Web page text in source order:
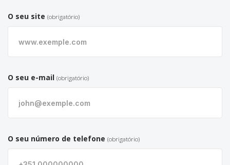
O seu site (obrigatório)
O seu e-mail (obrigatório)
O seu número de telefone (obrigatório)